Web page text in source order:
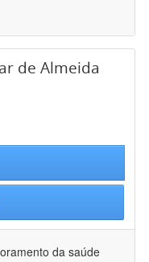
de Almeida
da saúde